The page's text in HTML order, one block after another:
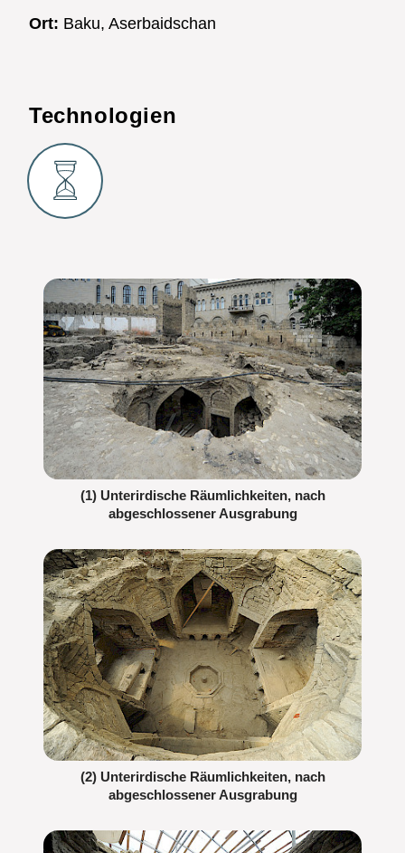
Ort: Baku, Aserbaidschan
Technologien
(1) Unterirdische Räumlichkeiten, nach
abgeschlossener Ausgrabung
(2) Unterirdische Räumlichkeiten, nach
abgeschlossener Ausgrabung